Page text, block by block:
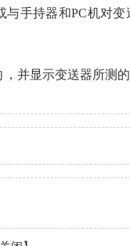
持器和PC机对变
显示变送器所测